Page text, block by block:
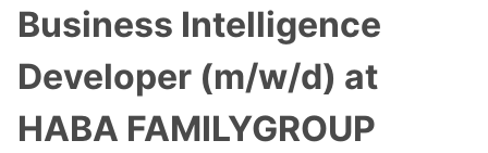
Tags
Business Intelligence
Developer (m/w/d) at
HABA FAMILYGROUP